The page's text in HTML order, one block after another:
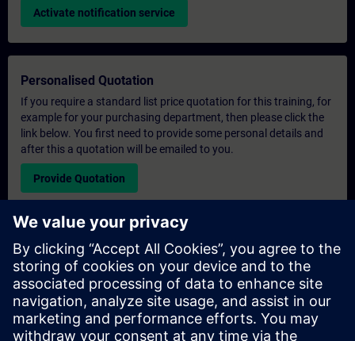
Activate notification service
Personalised Quotation
If you require a standard list price quotation for this training, for
example for your purchasing department, then please click the
link below. You first need to provide some personal details and
after this a quotation will be emailed to you.
Provide Quotation
Exclusive Training Enquiry
Please complete the enquiry form below if you require a
quotation for an exclusive training course either on-site, virtually
or at our SITRAIN training centre. This type of request would be
suitable for larger groups ( 6 and above). After providing your
contact details and your training requirements, you will receive a